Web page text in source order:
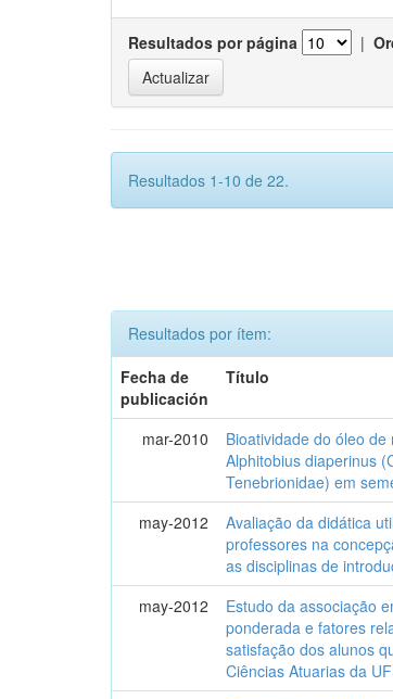
Resultados por página |
Resultados 1-10 de 22.
Resultados por ítem:
Fecha de
publicación
Título
mar-2010
Bioatividade do óleo de
Alphitobius diaperinus
Tenebrionidae) em
may-2012
Avaliação da didática
professores na
as disciplinas de
may-2012
Estudo da associação
ponderada e fatores
satisfação dos alunos
Ciências Atuarias da